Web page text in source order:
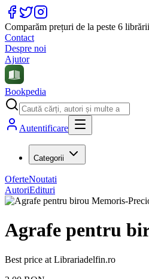
Comparăm prețuri de la peste 6
Contact
Despre noi
Ajutor
Bookpedia
Autentificare
Categorii
OferteNoutati
AutoriEdituri
Agrafe pentru
Best price at Librariadelfin.ro